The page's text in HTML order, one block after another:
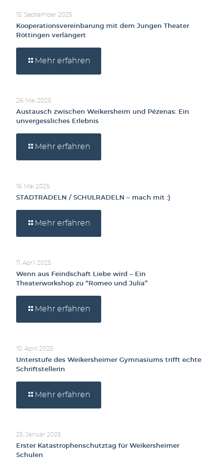
15. September 2025
Kooperationsvereinbarung mit dem Jungen Theater
Röttingen verlängert
Mehr erfahren
26. Mai 2025
Austausch zwischen Weikersheim und Pézenas: Ein
unvergessliches Erlebnis
Mehr erfahren
16. Mai 2025
STADTRADELN / SCHULRADELN – mach mit :)
Mehr erfahren
11. April 2025
Wenn aus Feindschaft Liebe wird – Ein
Theaterworkshop zu “Romeo und Julia”
Mehr erfahren
10. April 2025
Unterstufe des Weikersheimer Gymnasiums trifft echte
Schriftstellerin
Mehr erfahren
25. Januar 2025
Erster Katastrophenschutztag für Weikersheimer
Schulen